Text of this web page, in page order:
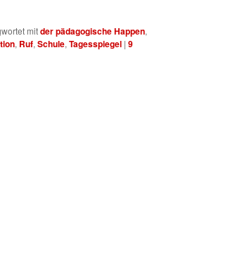
mitder pädagogische Happen,
, Ruf, Schule, Tagesspiegel | 9